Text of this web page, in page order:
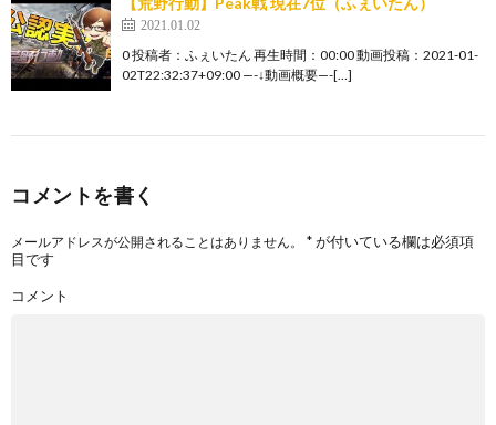
2021.01.02
0 投稿者：ふぇいたん 再生時間：00:00 動画投稿：2021-01-
02T22:32:37+09:00 —-↓動画概要—-[…]
コメントを書く
メールアドレスが公開されることはありません。 *が付いている欄は必須項
目です
コメント